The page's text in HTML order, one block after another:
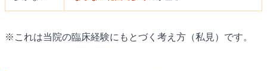
※これは当院の臨床経験にもとづく考え方（私見）です。